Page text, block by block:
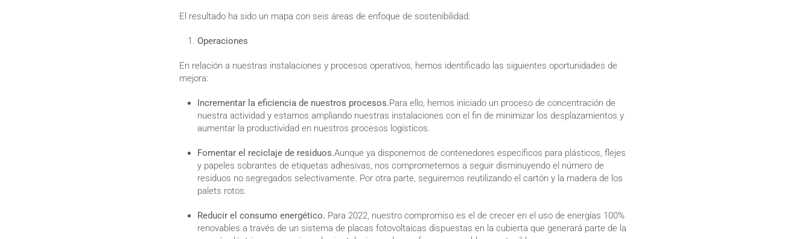
El resultado ha sido un mapa con seis áreas de enfoque de sostenibilidad:
Operaciones
En relación a nuestras instalaciones y procesos operativos, hemos identificado las siguientes oportunidades de
mejora:
Incrementar la eficiencia de nuestros procesos.Para ello, hemos iniciado un proceso de concentración de
nuestra actividad y estamos ampliando nuestras instalaciones con el fin de minimizar los desplazamientos y
aumentar la productividad en nuestros procesos logísticos.
Fomentar el reciclaje de residuos.Aunque ya disponemos de contenedores específicos para plásticos, flejes
y papeles sobrantes de etiquetas adhesivas, nos comprometemos a seguir disminuyendo el número de
residuos no segregados selectivamente. Por otra parte, seguiremos reutilizando el cartón y la madera de los
palets rotos.
Reducir el consumo energético. Para 2022, nuestro compromiso es el de crecer en el uso de energías 100%
renovables a través de un sistema de placas fotovoltaicas dispuestas en la cubierta que generará parte de la